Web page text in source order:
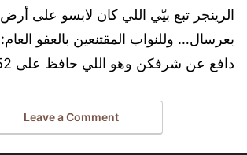
الرينجر تبع بيّي اللي كان لابسو على
بعرسال… وللنواب المقتنعين بالعفو العام:
دافع عن شرفكن وهو اللي حافظ على 10452
Leave a Comment